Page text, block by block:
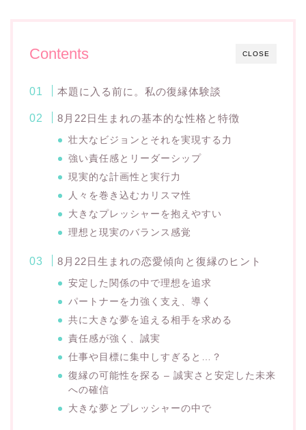
CLOSE
Contents
本題に入る前に。私の復縁体験談
8月22日生まれの基本的な性格と特徴
壮大なビジョンとそれを実現する力
強い責任感とリーダーシップ
現実的な計画性と実行力
人々を巻き込むカリスマ性
大きなプレッシャーを抱えやすい
理想と現実のバランス感覚
8月22日生まれの恋愛傾向と復縁のヒント
安定した関係の中で理想を追求
パートナーを力強く支え、導く
共に大きな夢を追える相手を求める
責任感が強く、誠実
仕事や目標に集中しすぎると…？
復縁の可能性を探る – 誠実さと安定した未来
への確信
大きな夢とプレッシャーの中で